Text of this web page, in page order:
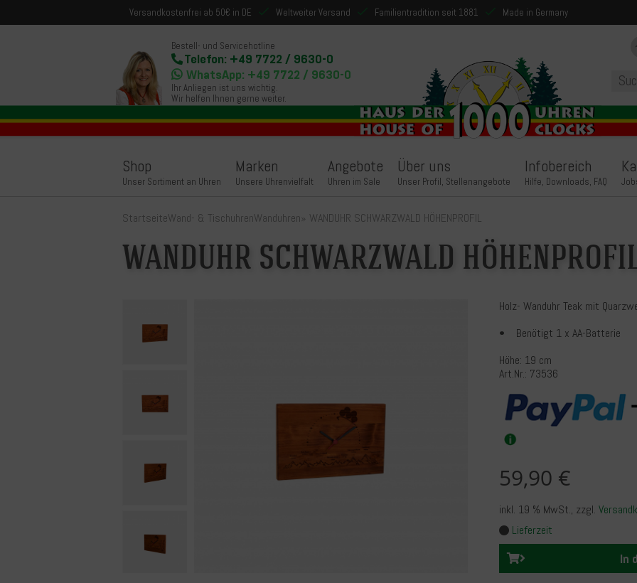
Versandkostenfrei ab 50€ in DE Weltweiter Versand Familientradition seit 1881 Made in Germany
Bestell- und Servicehotline
Telefon: +49 7722 / 9630-0
WhatsApp: +49 7722 / 9630-0
Ihr Anliegen ist uns wichtig.
Wir helfen Ihnen gerne weiter.
Shop
Unser Sortiment an Uhren
Marken
Unsere Uhrenvielfalt
Angebote
Uhren im Sale
Über uns
Unser Profil, Stellenangebote
Infobereich
Hilfe, Downloads, FAQ
StartseiteWand- & TischuhrenWanduhren» WANDUHR SCHWARZWALD HÖHENPROFIL
WANDUHR SCHWARZWALD
Holz- Wanduhr Teak mit
• Benötigt 1 x AA-Batterie
Höhe: 19 cm
Art.Nr.: 73536
59,90 €
inkl. 19 % MwSt., zzgl.
Lieferzeit
In